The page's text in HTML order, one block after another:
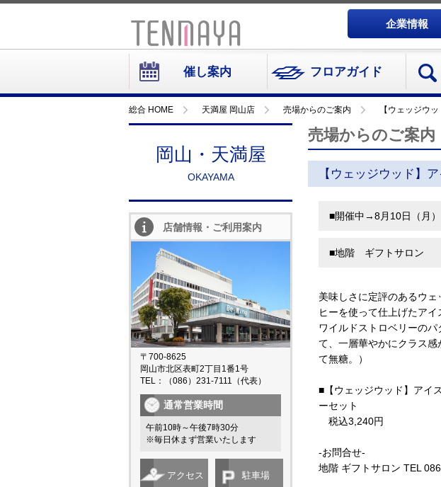
企業情報
催し案内 フロアガイド
総合 HOME 天満屋 岡山店 売場からのご案内 【ウェッジウ
岡山・天満屋
OKAYAMA
売場からのご案内
【ウェッジウッド】
■開催中→8月10日（月）
■地階 ギフトサロン
美味しさに定評のあるウ
ヒーを使って仕上げたアイ
ワイルドストロベリーの
て、一層華やかにクラス
て無糖。）
■【ウェッジウッド】アイ
ーセット
税込3,240円
‐お問合せ-
地階 ギフトサロン TEL
店舗情報・ご利用案内
〒700-8625
岡山市北区表町2丁目1番1号
TEL：（086）231-7111（代表）
通常営業時間
午前10時～午後7時30分
※毎日休まず営業いたします
アクセス 駐車場